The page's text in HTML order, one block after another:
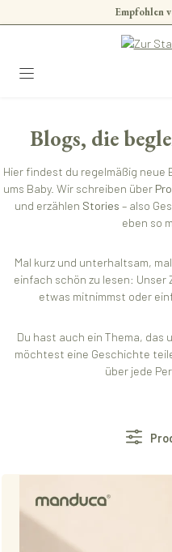
Zum Hauptinhalt springen
Empfohlen
Blogs, die
Hier findest du regelmäßig neue
ums Baby. Wir schreiben über
und erzählen Stories – also
eben so
Mal kurz und unterhaltsam,
einfach schön zu lesen:
etwas mitnimmst oder
Du hast auch ein Thema, das
möchtest eine Geschichte
über jede